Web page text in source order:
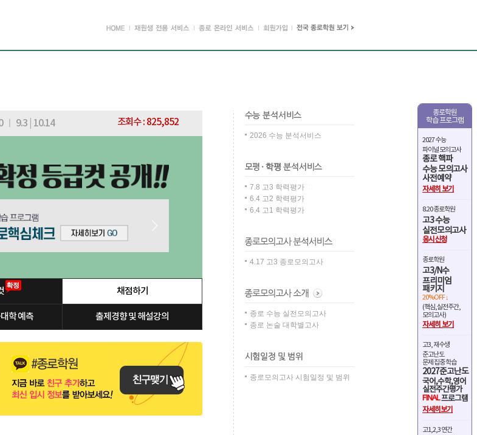
종로학원
학습 프로그램
2027 수능
파이널 모의고사
종로 핵파
수능 모의고사
사전예약
자세히 보기
8.20 종로학원
고3 수능
실전모의고사
응시신청
종로학원
고3/N수
프리미엄
패키지
20%OFF ↓
(핵심,실전주간,
모의고사)
자세히 보기
고3, 재수생
준고난도
문제 집중 학습
2027준고난도
국어,수학,영어
실전주간평가
FINAL프로그램
자세히보기
고1,2,3 연간
ㅣ 9.3 10.14 조회수 : 825,852
채점하기
학 예측 출제경향 및 해설강의
2026 수능 분석서비스
7.8 고3 학력평가
6.4 고2 학력평가
6.4 고1 학력평가
4.17 고3 종로모의고사
종로 수능 실전모의고사
종로 논술 대학별고사
종로모의고사 시험일정 및 범위